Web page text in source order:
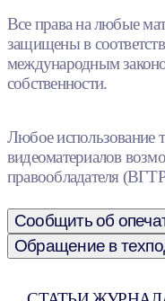
Все права на любые
защищены в
международным
собственности.
Любое использование
видеоматериалов
правообладателя
Сообщить об
Обращение в